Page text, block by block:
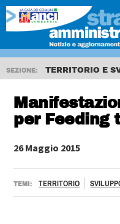
SEZIONE: TERRITORIO E
per Feeding
26 Maggio 2015
TEMI: TERRITORIO